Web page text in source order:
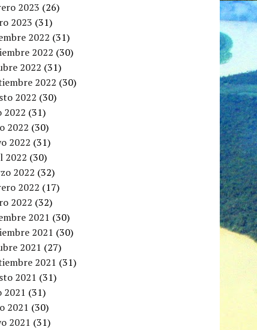
2023 (26)
2023 (31)
2022 (31)
2022 (30)
2022 (31)
2022 (30)
2022 (30)
2022 (31)
2022 (30)
2022 (31)
2022 (30)
2022 (32)
2022 (17)
2022 (32)
2021 (30)
2021 (30)
2021 (27)
2021 (31)
2021 (31)
2021 (31)
2021 (30)
2021 (31)